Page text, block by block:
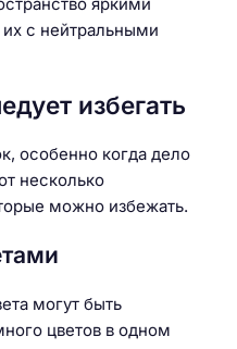
с нейтральными
избегать
особенно когда дело
несколько
можно избежать.
могут быть
цветов в одном